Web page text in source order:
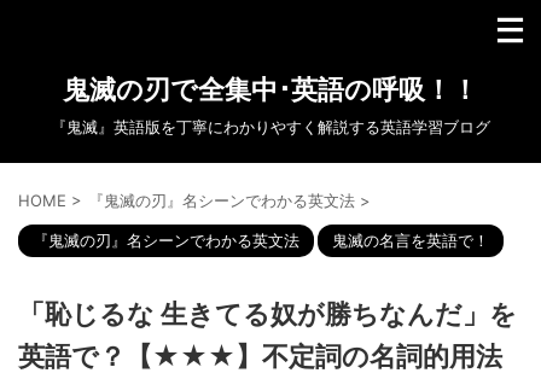
鬼滅の刃で全集中･英語の呼吸！！
『鬼滅』英語版を丁寧にわかりやすく解説する英語学習ブログ
HOME > 『鬼滅の刃』名シーンでわかる英文法 >
『鬼滅の刃』名シーンでわかる英文法 鬼滅の名言を英語で！
「恥じるな 生きてる奴が勝ちなんだ」を
英語で？【★★★】不定詞の名詞的用法